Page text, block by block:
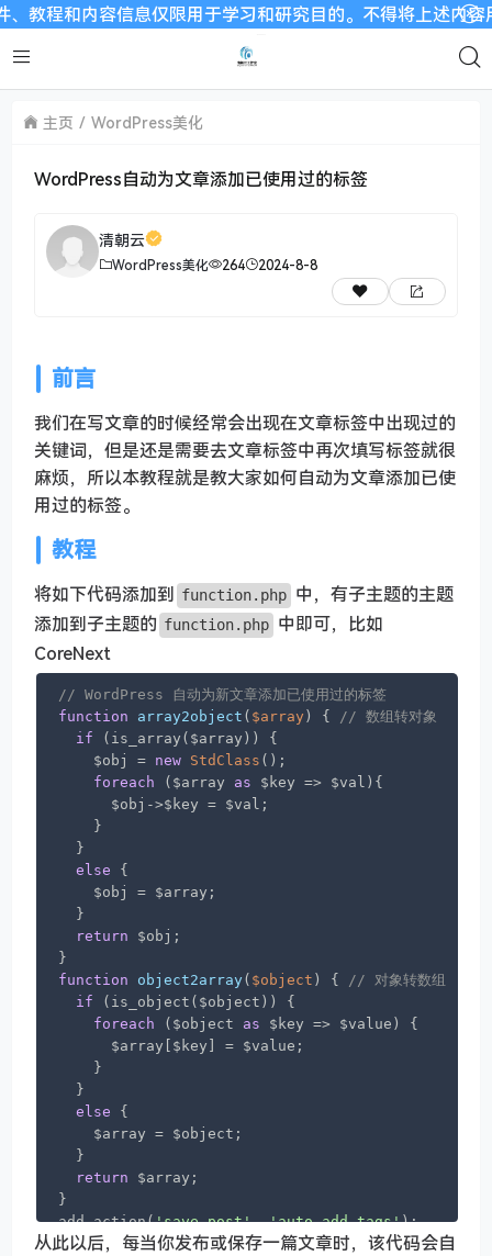
程和内容信息仅限用于学习和研究目的。不得将上述内容
主页 WordPress美化
WordPress自动为文章添加已使用过的标签
清朝云
WordPress美化 264 2024-8-8
前言
我们在写文章的时候经常会出现在文章标签中出现过的
关键词，但是还是需要去文章标签中再次填写标签就很
麻烦，所以本教程就是教大家如何自动为文章添加已使
用过的标签。
教程
将如下代码添加到 function.php 中，有子主题的主题
添加到子主题的 function.php 中即可，比如
CoreNext
// WordPress 自动为新文章添加已使用过的标签
function
array2object ( $array ) {
// 数组转对象
if (is_array($array)) {
    $obj =
new StdClass ();
foreach ($array as $key => $val){
      $obj->$key = $val;
    }
  }
else {
    $obj = $array;
  }
return $obj;
function
object2array ( $object ) {
// 对象转数组
if (is_object($object)) {
foreach ($object as $key => $value) {
      $array[$key] = $value;
    }
  }
else {
    $array = $object;
  }
return $array;
}
add_action('save_post', 'auto_add_tags'
function auto_add_tags(){
从此以后，每当你发布或保存一篇文章时，该代码会自